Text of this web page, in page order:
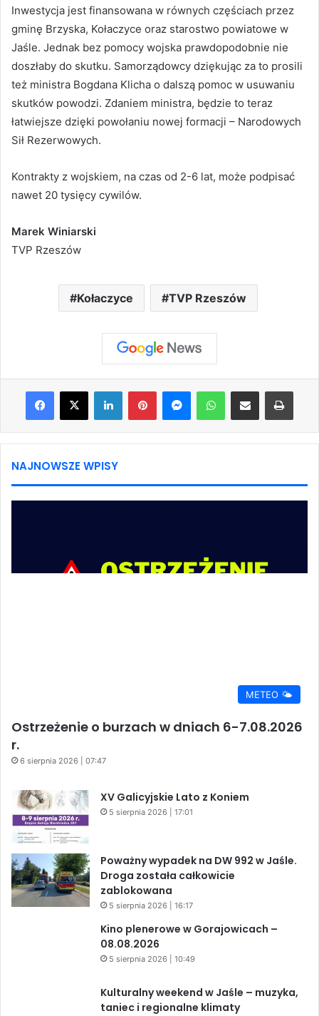
Inwestycja jest finansowana w równych częściach przez
gminę Brzyska, Kołaczyce oraz starostwo powiatowe w
Jaśle. Jednak bez pomocy wojska prawdopodobnie nie
doszłaby do skutku. Samorządowcy dziękując za to prosili
też ministra Bogdana Klicha o dalszą pomoc w usuwaniu
skutków powodzi. Zdaniem ministra, będzie to teraz
łatwiejsze dzięki powołaniu nowej formacji – Narodowych
Sił Rezerwowych.
Kontrakty z wojskiem, na czas od 2-6 lat, może podpisać
nawet 20 tysięcy cywilów.
Marek Winiarski
TVP Rzeszów
Kołaczyce TVP Rzeszów
Facebook
X LinkedInPinterestMessengerWhatsAppShare via Email Print
NAJNOWSZE WPISY
METEO 🌤️
Ostrzeżenie o burzach w dniach 6-7.08.2026
r.
6 sierpnia 2026 | 07:47
XV Galicyjskie Lato z Koniem
5 sierpnia 2026 | 17:01
Poważny wypadek na DW 992 w Jaśle.
Droga została całkowicie
zablokowana
5 sierpnia 2026 | 16:17
Kino plenerowe w Gorajowicach –
08.08.2026
5 sierpnia 2026 | 10:49
Kulturalny weekend w Jaśle – muzyka,
taniec i regionalne klimaty